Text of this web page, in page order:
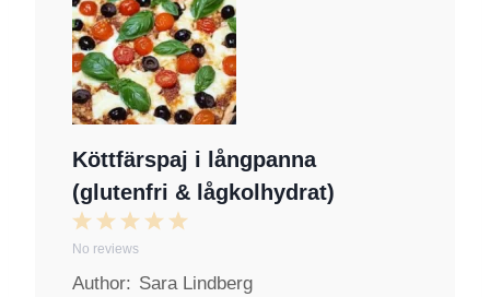
Köttfärspaj i långpanna
(glutenfri & lågkolhydrat)
5
t
4
t
3
t
2
S
t
1
S
t
No reviews
Author: Sara Lindberg